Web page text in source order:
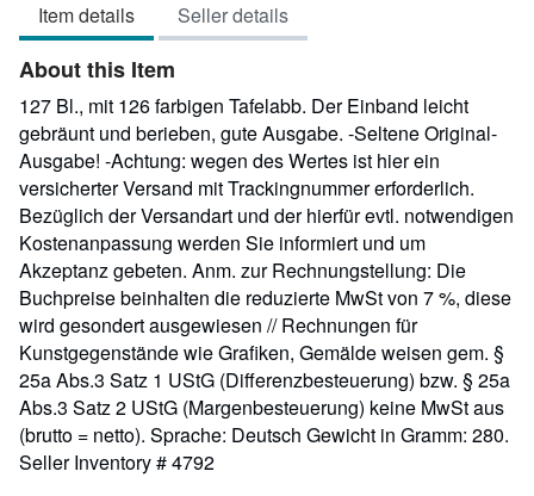
of
5
Item details Seller details
About this Item
127 Bl., mit 126 farbigen Tafelabb. Der Einband leicht
gebräunt und berieben, gute Ausgabe. -Seltene Original-
Ausgabe! -Achtung: wegen des Wertes ist hier ein
versicherter Versand mit Trackingnummer erforderlich.
Bezüglich der Versandart und der hierfür evtl. notwendigen
Kostenanpassung werden Sie informiert und um
Akzeptanz gebeten. Anm. zur Rechnungstellung: Die
Buchpreise beinhalten die reduzierte MwSt von 7 %, diese
wird gesondert ausgewiesen // Rechnungen für
Kunstgegenstände wie Grafiken, Gemälde weisen gem. §
25a Abs.3 Satz 1 UStG (Differenzbesteuerung) bzw. § 25a
Abs.3 Satz 2 UStG (Margenbesteuerung) keine MwSt aus
(brutto = netto). Sprache: Deutsch Gewicht in Gramm: 280.
Seller Inventory # 4792